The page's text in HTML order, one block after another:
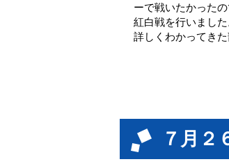
ーで戦いたかった
紅白戦を行いまし
詳しくわかってきた
７月２